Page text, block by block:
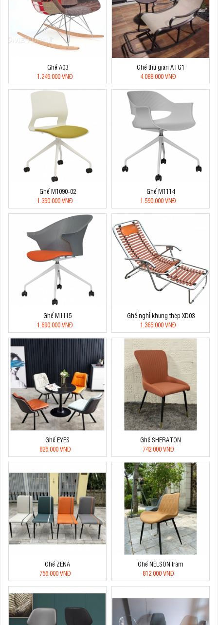
Ghế A03
1.246.000 VNĐ
Ghế thư giãn ATG1
4.088.000 VNĐ
Ghế M1090-02
1.390.000 VNĐ
Ghế M1114
1.590.000 VNĐ
Ghế M1115
1.690.000 VNĐ
Ghế nghỉ khung thép XD03
1.365.000 VNĐ
Ghế EYES
826.000 VNĐ
Ghế SHERATON
742.000 VNĐ
Ghế ZENA
756.000 VNĐ
Ghế NELSON trám
812.000 VNĐ